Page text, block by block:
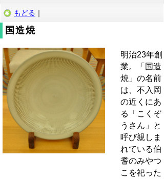
もどる ｜
国造焼
明治23年創
業。「国造
焼」の名前
は、不入岡
の近くにあ
る「こくぞ
うさん」と
呼び親しま
れている伯
耆のみやつ
こを祀った